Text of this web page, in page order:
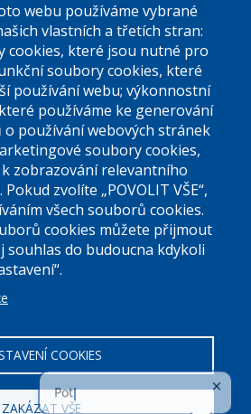
el. podpisu):
13.00-18.00
CZ00063894
webu používáme vybrané
vlastních a třetích stran:
cookies, které jsou nutné pro
soubory cookies, které
používání webu; výkonnostní
používáme ke generování
používání webových stránek
soubory cookies,
zobrazování relevantního
zvolíte „POVOLIT VŠE“,
všech souborů cookies.
cookies můžete přijmout
souhlas do budoucna kdykoli
COOKIES
ZAKÁZAT VŠE